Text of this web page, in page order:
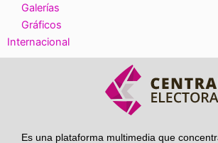
Galerías
Gráficos
Internacional
Es una plataforma multimedia que